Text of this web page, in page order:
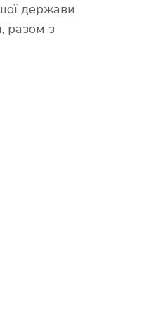
держави
разом з